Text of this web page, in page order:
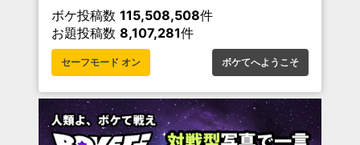
ボケ投稿数 115,508,508件
お題投稿数 8,107,281件
セーフモード オン ボケてへようこそ